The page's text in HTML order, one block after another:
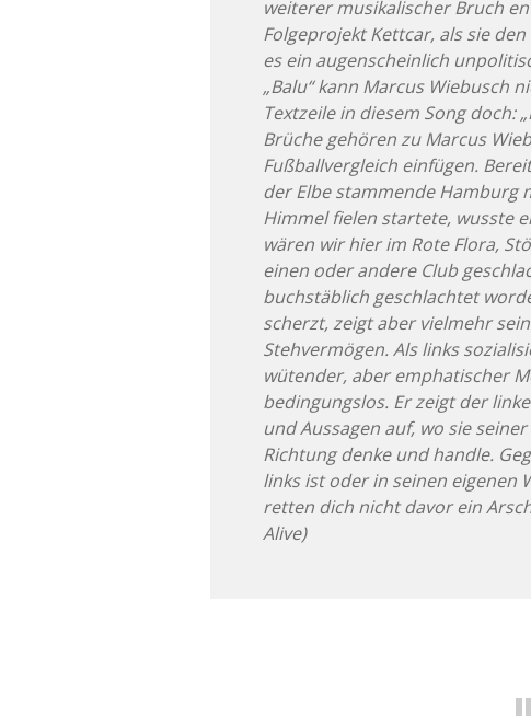
weiterer musikalischer Bruch
Folgeprojekt Kettcar, als sie
es ein augenscheinlich
„Balu“ kann Marcus Wiebusch
Textzeile in diesem Song doch:
Brüche gehören zu Marcus
Fußballvergleich einfügen.
der Elbe stammende Hamburg
Himmel fielen startete, wusste
wären wir hier im Rote Flora,
einen oder andere Club
buchstäblich geschlachtet
scherzt, zeigt aber vielmehr
Stehvermögen. Als links
wütender, aber emphatischer
bedingungslos. Er zeigt der
und Aussagen auf, wo sie
Richtung denke und handle.
links ist oder in seinen eigenen
retten dich nicht davor ein
Alive)